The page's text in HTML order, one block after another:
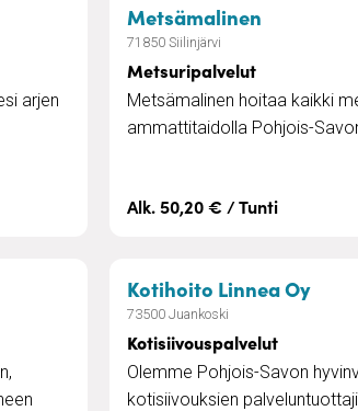
– Kotiapupalvelu
arjen
Metsämalinen
71850 Siilinjärvi
Metsuripalvelut
Metsämalinen hoitaa kaikki
ammattitaidolla Pohjois-
Alk. 50,20 € / Tunti
avustaja
Kotihoito Linnea Oy–
73500 Juankoski
Kotisiivouspalvelut
Olemme Pohjois-Savon
kotisiivouksien